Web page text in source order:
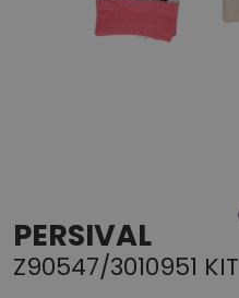
PERSIVAL
Z90547/3010951 KIT